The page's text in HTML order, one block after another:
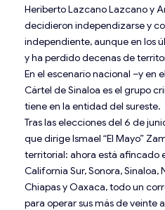
Heriberto Lazcano Lazcano y
decidieron independizarse y
independiente, aunque en los
y ha perdido decenas de
En el escenario nacional –y en
Cártel de Sinaloa es el grupo
tiene en la entidad del sureste.
Tras las elecciones del 6 de
que dirige Ismael “El Mayo”
territorial: ahora está afincado
California Sur, Sonora,
Chiapas y Oaxaca, todo un
para operar sus más de veinte